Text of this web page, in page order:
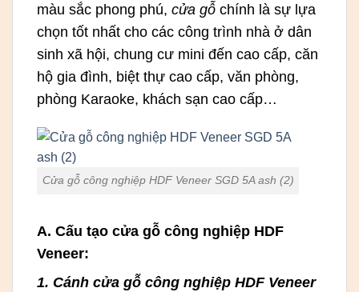
màu sắc phong phú, cửa gỗ chính là sự lựa
chọn tốt nhất cho các công trình nhà ở dân
sinh xã hội, chung cư mini đến cao cấp, căn
hộ gia đình, biệt thự cao cấp, văn phòng,
phòng Karaoke, khách sạn cao cấp…
Cửa gỗ công nghiệp HDF Veneer SGD 5A ash (2)
A. Cấu tạo cửa gỗ công nghiệp HDF
Veneer:
1. Cánh cửa gỗ công nghiệp HDF Veneer